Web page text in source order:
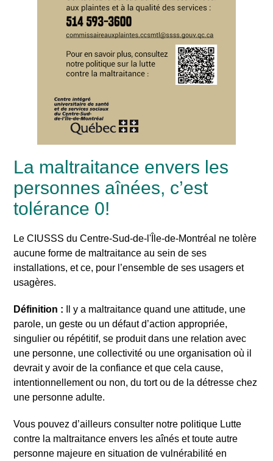
La maltraitance envers les
personnes aînées, c’est
tolérance 0!
Le CIUSSS du Centre-Sud-de-l'Île-de-Montréal ne tolère
aucune forme de maltraitance au sein de ses
installations, et ce, pour l’ensemble de ses usagers et
usagères.
Définition :
Il y a maltraitance quand une attitude, une
parole, un geste ou un défaut d’action appropriée,
singulier ou répétitif, se produit dans une relation avec
une personne, une collectivité ou une organisation où il
devrait y avoir de la confiance et que cela cause,
intentionnellement ou non, du tort ou de la détresse chez
une personne adulte.
Vous pouvez d’ailleurs consulter notre politique Lutte
contre la maltraitance envers les aînés et toute autre
personne majeure en situation de vulnérabilité en